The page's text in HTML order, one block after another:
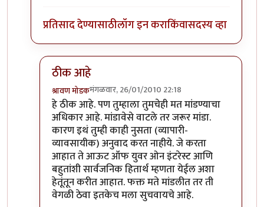
प्रतिसाद देण्यासाठीलॉग इन कराकिंवासदस्य व्हा
ठीक आहे
श्रावण मोडकमंगळवार, 26/01/2010 22:18
In reply toमूळ लेखकांच्या 'ताजमहाला'ला माझी 'वीट'
हे ठीक आहे. पण तुम्हाला तुमचेही मत मांडण्याचा
अधिकार आहे. मांडावेसे वाटले तर जरूर मांडा.
कारण इथं तुम्ही काही नुसता (व्यापारी-
व्यावसायीक) अनुवाद करत नाहीये. जे करता
आहात ते आऊट ऑफ युवर ओन इंटरेस्ट आणि
बहुतांशी सार्वजनिक हितार्थ म्हणता येईल अशा
हेतूंतून करीत आहात. फक्त मते मांडलीत तर ती
वेगळी ठेवा इतकेच मला सुचवायचे आहे.